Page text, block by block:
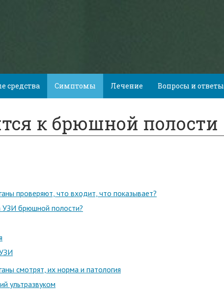
средства Симптомы Лечение Вопросы и ответы
к брюшной полости
проверяют, что входит, что показывает?
УЗИ брюшной полости?
смотрят, их норма и патология
ультразвуком